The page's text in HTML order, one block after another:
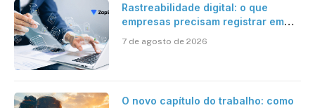
Rastreabilidade digital: o que
empresas precisam registrar em
7 de agosto de 2026
O novo capítulo do trabalho: como